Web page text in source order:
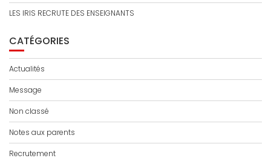
LES IRIS RECRUTE DES ENSEIGNANTS
CATÉGORIES
Actualités
Message
Non classé
Notes aux parents
Recrutement